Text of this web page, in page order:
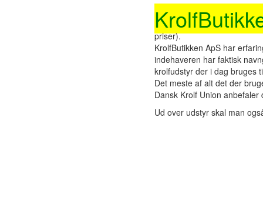
Står du og mangler noget
priser).
KrolfButikken ApS har
indehaveren har faktisk
krolfudstyr der i dag bruges
Det meste af alt det der
Dansk Krolf Union
Ud over udstyr skal man